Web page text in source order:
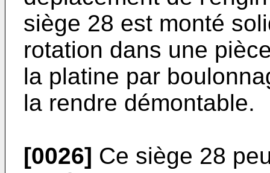
siège 28 est monté
rotation dans une
la platine par
la rendre démontable.
[0026] Ce siège 28